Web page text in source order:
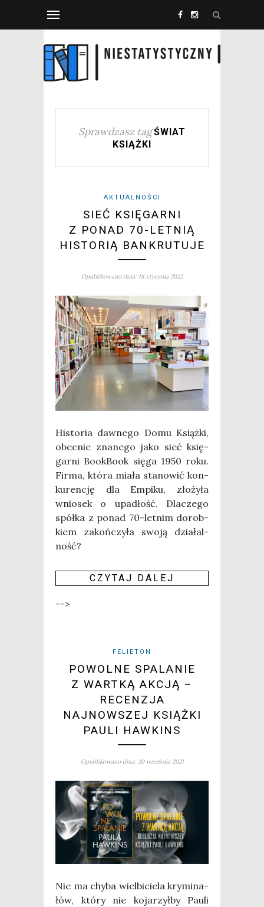
Sprawdzasz tag ŚWIAT
KSIĄŻKI
AKTUALNOŚCI
SIEĆ KSIĘGARNI
Z PONAD 70-LETNIĄ
HISTORIĄ BANKRUTUJE
Opublikowano dnia: 18 stycznia 2022
Histo­ria daw­ne­go Domu Książ­ki,
obec­nie zna­ne­go jako sieć księ­
gar­ni Book­Bo­ok się­ga 1950 roku.
Fir­ma, któ­ra mia­ła sta­no­wić kon­
ku­ren­cję dla Empi­ku, zło­ży­ła
wnio­sek o upa­dłość. Dla­cze­go
spół­ka z ponad 70-let­nim dorob­
kiem zakoń­czy­ła swo­ją dzia­łal­
ność?
CZY­TAJ DALEJ
-->
FELIETON
POWOLNE SPALANIE
Z WARTKĄ AKCJĄ –
RECENZJA
NAJNOWSZEJ KSIĄŻKI
PAULI HAWKINS
Opublikowano dnia: 20 września 2021
Nie ma chy­ba wiel­bi­cie­la kry­mi­na­
łów, któ­ry nie koja­rzył­by Pau­li